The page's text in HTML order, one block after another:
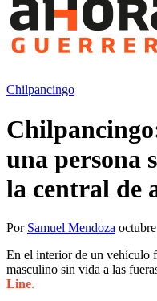
Chilpancingo
una persona
la central de
Por Samuel Mendoza
En el interior de un vehículo
masculino sin vida a las
Line.